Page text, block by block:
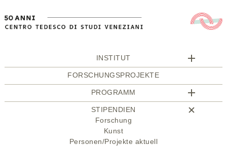
INSTITUT
FORSCHUNGSPROJEKTE
PROGRAMM
STIPENDIEN
Forschung
Kunst
Personen/Projekte aktuell